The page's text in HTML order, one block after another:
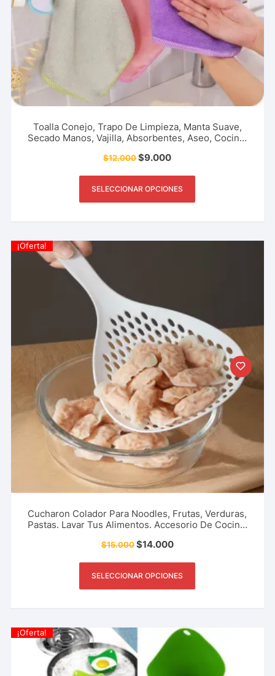
Toalla Conejo, Trapo De Limpieza, Manta Suave,
Secado Manos, Vajilla, Absorbentes, Aseo, Cocina,
$12.000$9.000
SELECCIONAR OPCIONES
¡Oferta!
Cucharon Colador Para Noodles, Frutas, Verduras,
Pastas. Lavar Tus Alimentos. Accesorio De Cocina,
$15.000$14.000
SELECCIONAR OPCIONES
¡Oferta!